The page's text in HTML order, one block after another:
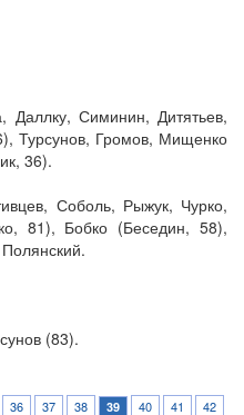
Даллку, Симинин, Дитятьев,
Турсунов, Громов, Мищенко
36).
Соболь, Рыжук, Чурко,
81), Бобко (Беседин, 58),
(83).
36 37 38 39 40 41
42